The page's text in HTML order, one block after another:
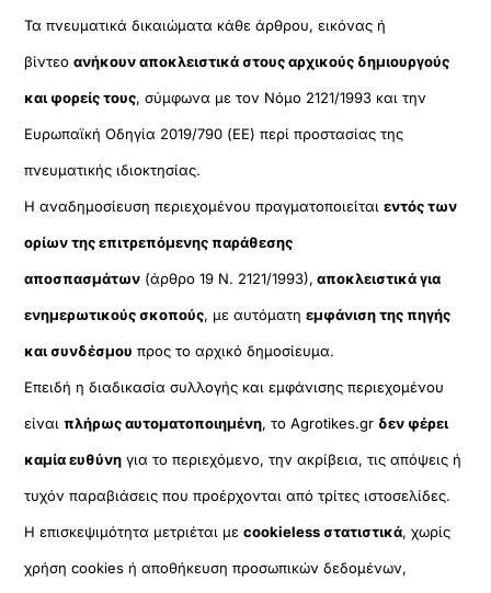
Τα πνευματικά δικαιώματα κάθε άρθρου, εικόνας ή
βίντεοανήκουν αποκλειστικά στους αρχικούς δημιουργούς
και φορείς τους, σύμφωνα με τον Νόμο 2121/1993 και την
Ευρωπαϊκή Οδηγία 2019/790 (ΕΕ) περί προστασίας της
πνευματικής ιδιοκτησίας.
Η αναδημοσίευση περιεχομένου πραγματοποιείταιεντός των
ορίων της επιτρεπόμενης παράθεσης
αποσπασμάτων (άρθρο 19 Ν. 2121/1993), αποκλειστικά για
ενημερωτικούς σκοπούς, με αυτόματηεμφάνιση της πηγής
και συνδέσμου προς το αρχικό δημοσίευμα.
Επειδή η διαδικασία συλλογής και εμφάνισης περιεχομένου
είναιπλήρως αυτοματοποιημένη, το Agrotikes.gr δεν φέρει
καμία ευθύνη για το περιεχόμενο, την ακρίβεια, τις απόψεις ή
τυχόν παραβιάσεις που προέρχονται από τρίτες ιστοσελίδες.
Η επισκεψιμότητα μετριέται μεcookieless στατιστικά, χωρίς
χρήση cookies ή αποθήκευση προσωπικών δεδομένων,